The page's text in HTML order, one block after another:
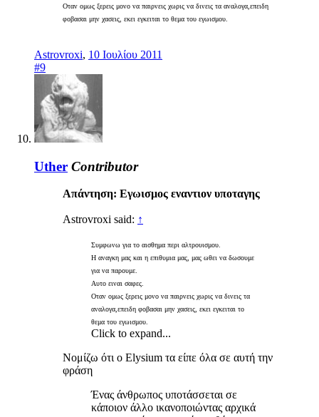
Οταν ομως ξερεις μονο να παιρνεις χωρις να δινεις τα αναλογα,επειδη
φοβασαι μην χασεις, εκει εγκειται το θεμα του εγωισμου.
Astrovroxi, 10 Ιουλίου 2011
#9
Uther Contributor
Απάντηση: Εγωισμος εναντιον υποταγης
Astrovroxi said: ↑
Συμφωνω για το αισθημα περι αλτρουισμου.
Η αναγκη μας και η επιθυμια μας, μας ωθει να δωσουμε
για να παρουμε.
Αυτο ειναι σαφες.
Οταν ομως ξερεις μονο να παιρνεις χωρις να δινεις τα
αναλογα,επειδη φοβασαι μην χασεις, εκει εγκειται το
θεμα του εγωισμου.
Click to expand...
Νομίζω ότι ο Elysium τα είπε όλα σε αυτή την
φράση
Ένας άνθρωπος υποτάσσεται σε
κάποιον άλλο ικανοποιώντας αρχικά